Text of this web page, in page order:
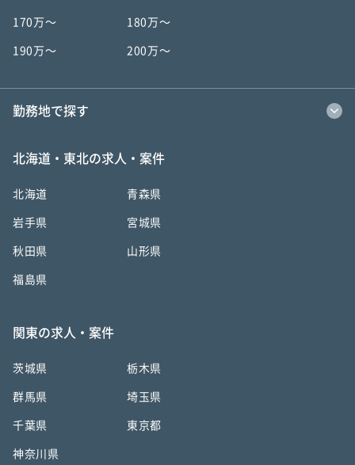
170万〜 180万〜
190万〜 200万〜
勤務地で探す
北海道・東北の求人・案件
北海道 青森県
岩手県 宮城県
秋田県 山形県
福島県
関東の求人・案件
茨城県 栃木県
群馬県 埼玉県
千葉県 東京都
神奈川県